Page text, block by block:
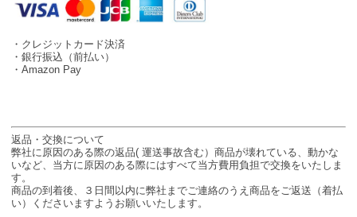
・クレジットカード決済
・銀行振込（前払い）
・Amazon Pay
返品・交換について
弊社に原因のある際の返品( 運送事故含む）商品が壊れている、動かな
いなど、当方に原因のある際にはすべて当方費用負担で交換をいたしま
す。
商品の到着後、３日間以内に弊社までご連絡のうえ商品をご返送（着払
い）くださいますようお願いいたします。